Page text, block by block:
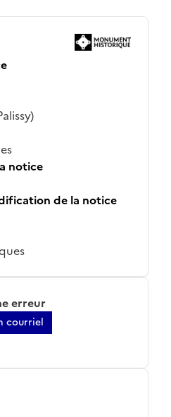
notice
de la notice
erreur
courriel